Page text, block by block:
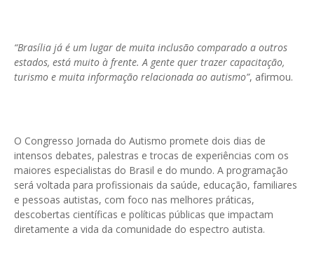
“Brasília já é um lugar de muita inclusão comparado a outros
estados, está muito à frente. A gente quer trazer capacitação,
turismo e muita informação relacionada ao autismo”, afirmou.
O Congresso Jornada do Autismo promete dois dias de
intensos debates, palestras e trocas de experiências com os
maiores especialistas do Brasil e do mundo. A programação
será voltada para profissionais da saúde, educação, familiares
e pessoas autistas, com foco nas melhores práticas,
descobertas científicas e políticas públicas que impactam
diretamente a vida da comunidade do espectro autista.